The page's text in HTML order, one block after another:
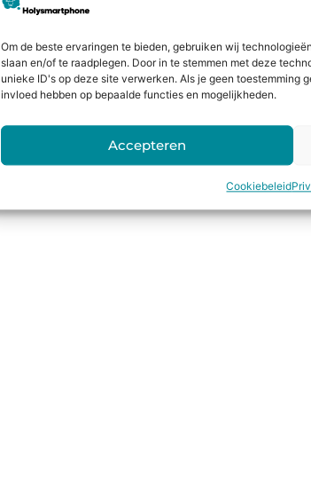
Om de beste ervaringen te bieden, gebruiken wij
slaan en/of te raadplegen. Door in te stemmen met deze
unieke ID's op deze site verwerken. Als je geen toestemming
invloed hebben op bepaalde functies en mogelijkheden.
Accepteren
Cookiebeleid